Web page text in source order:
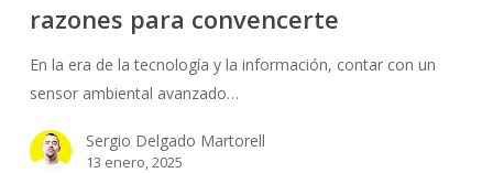
Go To Shop
ambiental
avanzado:
10
para
razones para convencerte
En la era de la tecnología y la información, contar con un
sensor ambiental avanzado…
Sergio Delgado Martorell
13 enero, 2025